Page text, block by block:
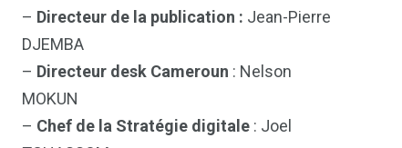
– Directeur de la publication : Jean-Pierre
DJEMBA
– Directeur desk Cameroun : Nelson
MOKUN
– Chef de la Stratégie digitale : Joel